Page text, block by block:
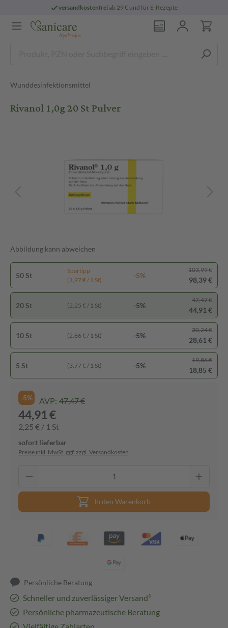
versandkostenfreiab 29 € und für E-Rezepte
Wunddesinfektionsmittel
Rivanol 1,0g 20 St Pulver
Abbildung kann abweichen
50 St
Spartipp
(1,97 € / 1 St)
-5%
103,99 €
98,39 €
20 St (2,25 € / 1 St) -5%
47,47 €
44,91 €
10 St (2,86 € / 1 St) -5%
30,24 €
28,61 €
5 St (3,77 € / 1 St) -5%
19,86 €
18,85 €
-5% AVP: 47,47 €
44,91 €
2,25 € / 1 St
sofort lieferbar
Preise inkl. MwSt. ggf. zzgl. Versandkosten
In den Warenkorb
Persönliche Beratung
Schneller und zuverlässiger Versand³
Persönliche pharmazeutische Beratung